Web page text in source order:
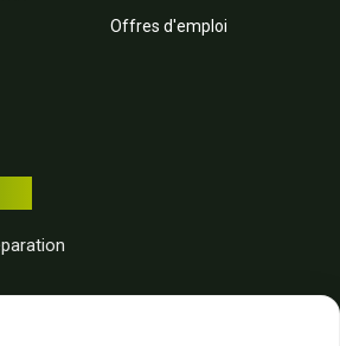
Offres d'emploi